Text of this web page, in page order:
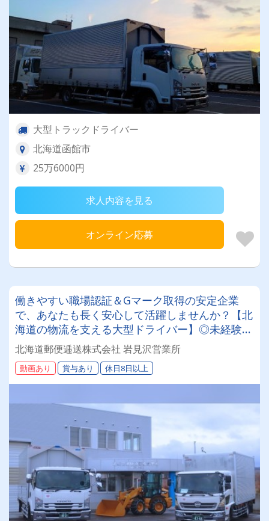
大型トラックドライバー
北海道函館市
25万6000円
求人内容を見る
オンライン応募
働きやすい職場認証＆Gマーク取得の安定企業
で、あなたも長く安心して活躍しませんか？【北
海道の物流を支える大型ドライバー】◎未経験歓
迎◎残業月平均8～9時間◎賞与年3回（昨年度実
績：計4.05ヶ月分）◎カゴ台車メイン
北海道郵便逓送株式会社 岩見沢営業所
動画あり 賞与あり 休日8日以上